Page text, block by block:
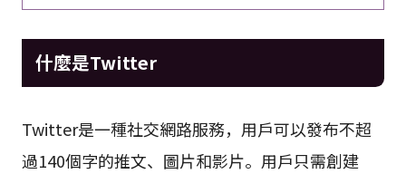
什麼是Twitter
Twitter是一種社交網路服務，用戶可以發布不超
過140個字的推文、圖片和影片。用戶只需創建